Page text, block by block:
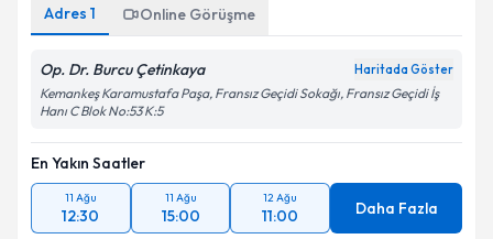
Adres 1 Online Görüşme
Op. Dr. Burcu Çetinkaya
Kemankeş Karamustafa Paşa, Fransız Geçidi Sokağı, Fransız Geçidi İş
En Yakın Saatler
11 Ağu
12:30
11 Ağu
15:00
12 Ağu
11:00 Daha Fazla